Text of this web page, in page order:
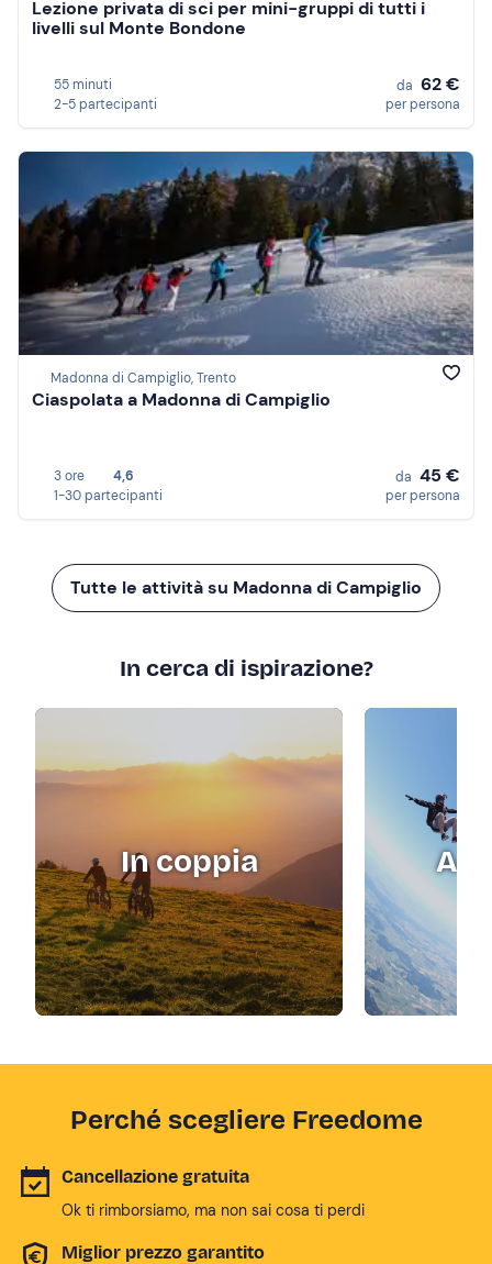
Lezione privata di sci per mini-gruppi di tutti i
livelli sul Monte Bondone
55 minuti
2-5 partecipanti
da 62 €
per persona
Madonna di Campiglio, Trento
Ciaspolata a Madonna di Campiglio
3 ore
4,6
1-30 partecipanti
da 45 €
per persona
Tutte le attività su Madonna di Campiglio
In cerca di ispirazione?
In coppia
Perché scegliere Freedome
Cancellazione gratuita
Ok ti rimborsiamo, ma non sai cosa ti perdi
Miglior prezzo garantito